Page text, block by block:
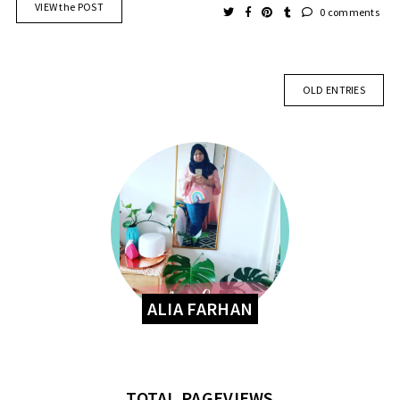
VIEW the POST 0 comments
OLD ENTRIES
ALIA FARHAN